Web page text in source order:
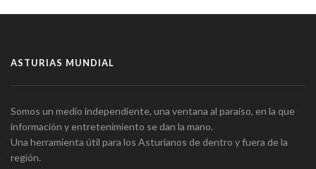
ASTURIAS MUNDIAL
Somos un medio independiente, una ventana al paraíso, en la que
información y entretenimiento se dan la mano.
Una herramienta útil para los Asturianos de dentro y fuera de la
región.